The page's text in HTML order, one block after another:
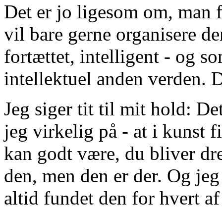
Det er jo ligesom om, man
vil bare gerne organisere
fortættet, intelligent - og
intellektuel anden verden.
Jeg siger tit til mit hold:
jeg virkelig på - at i kunst
kan godt være, du bliver
den, men den er der. Og
altid fundet den for hvert